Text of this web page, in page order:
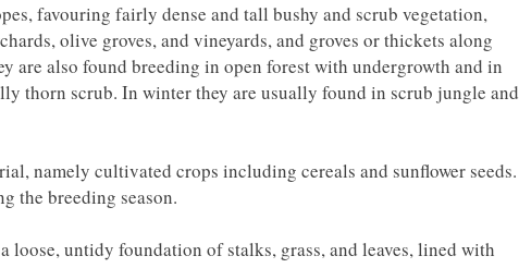
favouring fairly dense and tall bushy and scrub vegetation,
olive groves, and vineyards, and groves or thickets along
are also found breeding in open forest with undergrowth and in
thorn scrub. In winter they are usually found in scrub jungle and
namely cultivated crops including cereals and sunflower seeds.
the breeding season.
loose, untidy foundation of stalks, grass, and leaves, lined with